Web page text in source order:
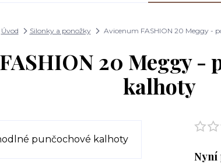
Úvod Silonky a ponožky Avicenum FASHION 20 Meggy -
20 Meggy -
kalhoty
Nyní